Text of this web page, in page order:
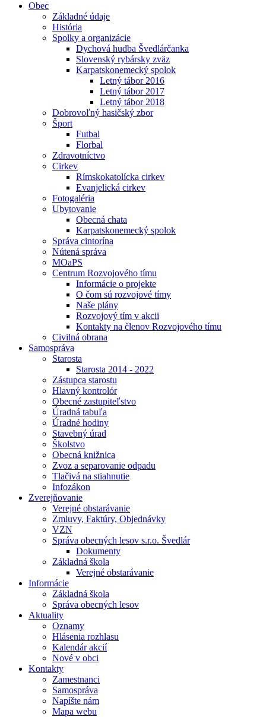
Obec
Základné údaje
História
Spolky a organizácie
Dychová hudba Švedlárčanka
Slovenský rybársky zväz
Karpatskonemecký spolok
Letný tábor 2016
Letný tábor 2017
Letný tábor 2018
Dobrovoľný hasičský zbor
Šport
Futbal
Florbal
Zdravotníctvo
Cirkev
Rímskokatolícka cirkev
Evanjelická cirkev
Fotogaléria
Ubytovanie
Obecná chata
Karpatskonemecký spolok
Správa cintorína
Nútená správa
MOaPS
Centrum Rozvojového tímu
Informácie o projekte
O čom sú rozvojové tímy
Naše plány
Rozvojový tím v akcii
Kontakty na členov Rozvojového tímu
Civilná obrana
Samospráva
Starosta
Starosta 2014 - 2022
Zástupca starostu
Hlavný kontrolór
Obecné zastupiteľstvo
Úradná tabuľa
Úradné hodiny
Stavebný úrad
Školstvo
Obecná knižnica
Zvoz a separovanie odpadu
Tlačivá na stiahnutie
Infozákon
Zverejňovanie
Verejné obstarávanie
Zmluvy, Faktúry, Objednávky
VZN
Správa obecných lesov s.r.o. Švedlár
Dokumenty
Základná škola
Verejné obstarávanie
Informácie
Základná škola
Správa obecných lesov
Aktuality
Oznamy
Hlásenia rozhlasu
Kalendár akcií
Nové v obci
Kontakty
Zamestnanci
Samospráva
Napíšte nám
Mapa webu